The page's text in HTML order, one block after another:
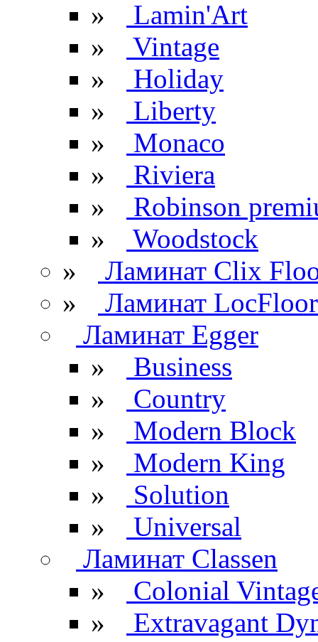
»
Lamin'Art
»
Vintage
»
Holiday
»
Liberty
»
Monaco
»
Riviera
»
Robinson
»
Woodstock
»
Ламинат Clix
»
Ламинат LocFloor
Ламинат Egger
»
Business
»
Country
»
Modern Block
»
Modern King
»
Solution
»
Universal
Ламинат Classen
»
Colonial
»
Extravagant